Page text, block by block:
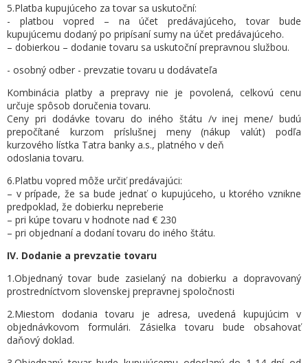
5.Platba kupujúceho za tovar sa uskutoční:
- platbou vopred – na účet predávajúceho, tovar bude
kupujúcemu dodaný po pripísaní sumy na účet predávajúceho.
– dobierkou – dodanie tovaru sa uskutoční prepravnou službou.
- osobný odber - prevzatie tovaru u dodávateľa
Kombinácia platby a prepravy nie je povolená, celkovú cenu
určuje spôsob doručenia tovaru.
Ceny pri dodávke tovaru do iného štátu /v inej mene/ budú
prepočítané kurzom príslušnej meny (nákup valút) podľa
kurzového lístka Tatra banky a.s., platného v deň
odoslania tovaru.
6.Platbu vopred môže určiť predávajúci:
– v prípade, že sa bude jednať o kupujúceho, u ktorého vznikne
predpoklad, že dobierku nepreberie
– pri kúpe tovaru v hodnote nad € 230
– pri objednaní a dodaní tovaru do iného štátu.
IV. Dodanie a prevzatie tovaru
1.Objednaný tovar bude zasielaný na dobierku a dopravovaný
prostredníctvom slovenskej prepravnej spoločnosti
2.Miestom dodania tovaru je adresa, uvedená kupujúcim v
objednávkovom formulári. Zásielka tovaru bude obsahovať
daňový doklad.